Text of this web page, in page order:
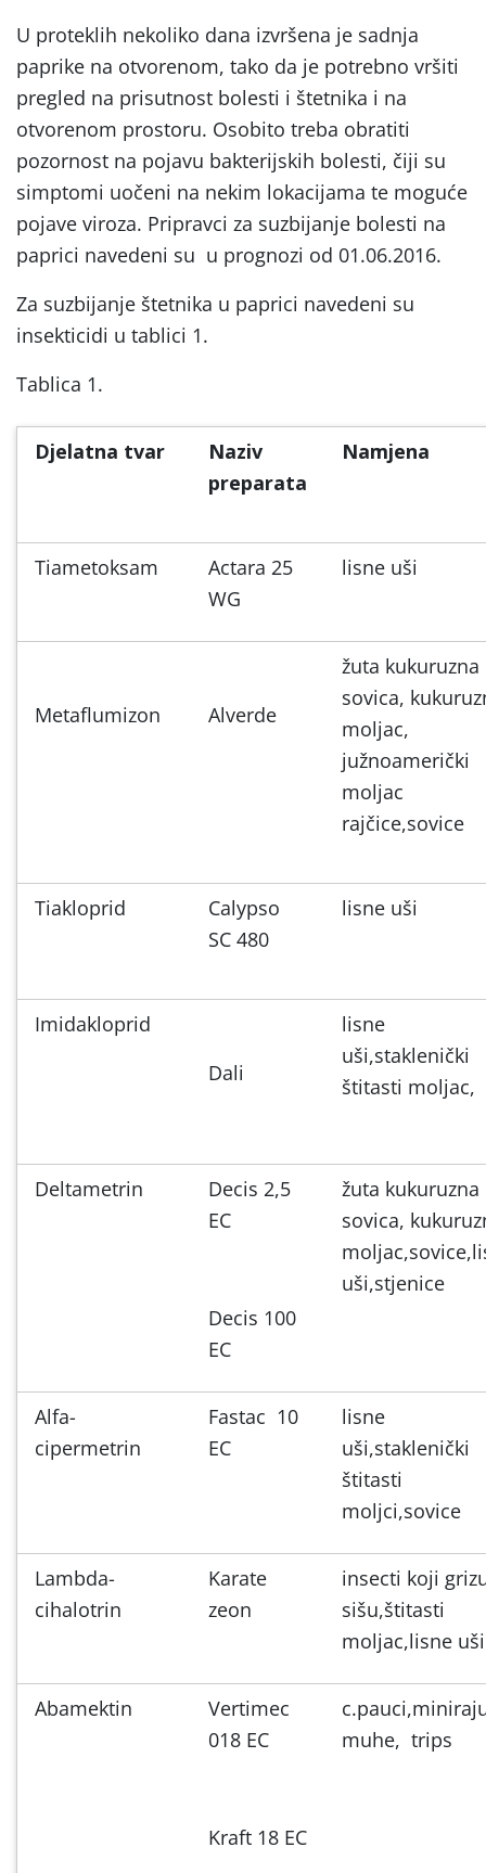
U proteklih nekoliko dana izvršena je sadnja
paprike na otvorenom, tako da je potrebno vršiti
pregled na prisutnost bolesti i štetnika i na
otvorenom prostoru. Osobito treba obratiti
pozornost na pojavu bakterijskih bolesti, čiji su
simptomi uočeni na nekim lokacijama te moguće
pojave viroza. Pripravci za suzbijanje bolesti na
paprici navedeni su u prognozi od 01.06.2016.
Za suzbijanje štetnika u paprici navedeni su
insekticidi u tablici 1.
Tablica 1.
Djelatna tvar
Naziv
preparata
Namjena
Tiametoksam
Actara 25
WG
lisne uši
Metaflumizon Alverde
žuta kukuruzna
sovica,
moljac,
južnoamerički
moljac
rajčice,sovice
Tiakloprid
Calypso
SC 480
lisne uši
Imidakloprid
Dali
lisne
uši,staklenički
štitasti moljac,
Deltametrin
Decis 2,5
EC
Decis 100
EC
žuta kukuruzna
sovica,
uši,stjenice
Alfa-
cipermetrin
Fastac 10
EC
lisne
uši,staklenički
štitasti
moljci,sovice
Lambda-
cihalotrin
Karate
zeon
insecti koji
sišu,štitasti
moljac,lisne uši
Abamektin
Vertimec
018 EC
Kraft 18 EC
muhe, trips